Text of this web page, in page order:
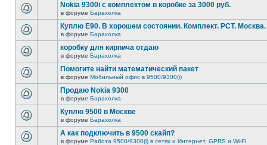
Nokia 9300i с комплектом в коробке за 3000 руб.
в форуме Барахолка
Куплю Е90. В хорошем состоянии. Комплект. РСТ. Москва.
в форуме Барахолка
коробку для кирпича отдаю
в форуме Барахолка
Помогите найти математический пакет
в форуме Мобильный офис в 9500/9300(i)
Продаю Nokia 9300
в форуме Барахолка
Куплю 9500 в Москве
в форуме Барахолка
А как подключить в 9500 скайп?
в форуме Работа 9500/9300(i) в сетях и Интернет, GPRS и Wi-Fi